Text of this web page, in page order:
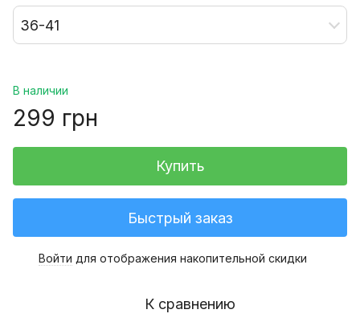
36-41
В наличии
299 грн
Купить
Быстрый заказ
Войти для отображения накопительной скидки
К сравнению